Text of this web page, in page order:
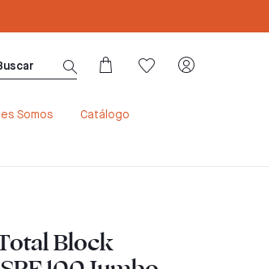
Somos Catálogo
Block